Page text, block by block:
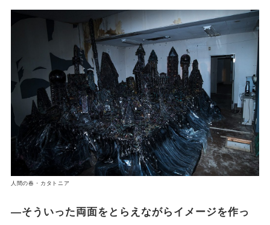
人間の春・カタトニア
―そういった両面をとらえながらイメージを作っ